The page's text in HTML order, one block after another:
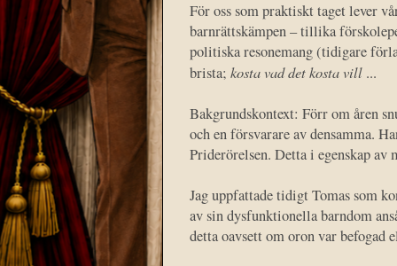
För oss som praktiskt taget lever
barnrättskämpen – tillika
politiska resonemang (tidigare
brista; kosta vad det kosta vill...
Bakgrundskontext: Förr om åren
och en försvarare av densamma.
Priderörelsen. Detta i egenskap av
Jag uppfattade tidigt Tomas som
av sin dysfunktionella barndom
detta oavsett om oron var befogad